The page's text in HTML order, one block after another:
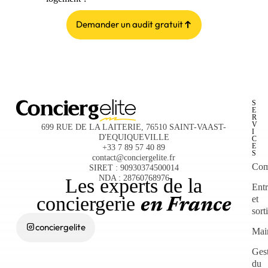
Demander un audit gratuit
699 RUE DE LA LAITERIE, 76510 SAINT-VAAST-
D'EQUIQUEVILLE
+33 7 89 57 40 89
contact@conciergelite.fr
SIRET : 90930374500014
NDA : 28760768976
Les experts de la
conciergerie en France
conciergelite
S
E
R
V
I
C
E
S
et
du
L
I
E
N
S
R
A
P
D
S